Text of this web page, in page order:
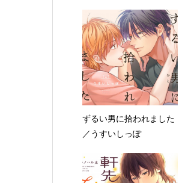
ずるい男に拾われました
／うすいしっぽ